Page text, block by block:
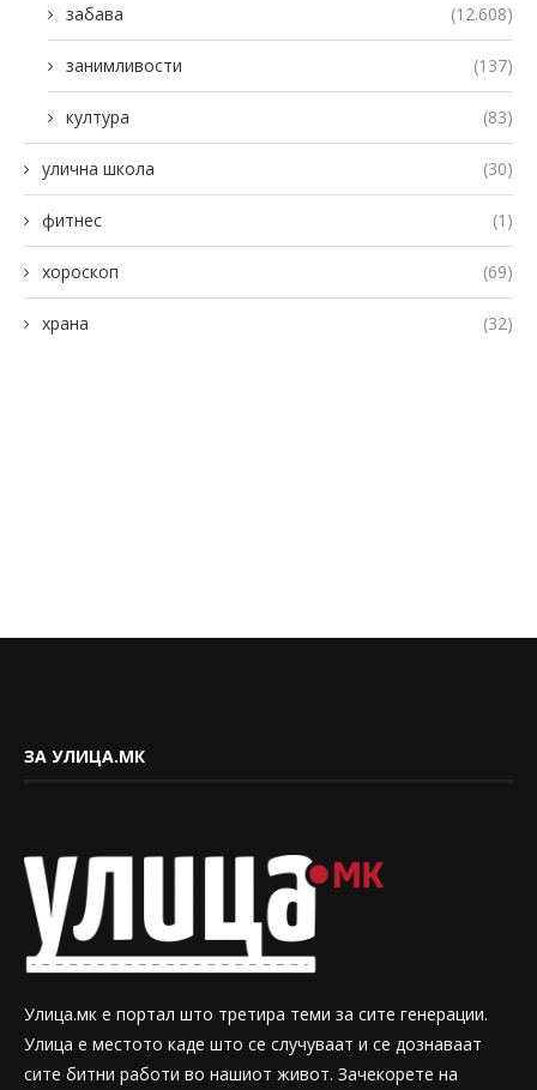
забава (12.608)
занимливости (137)
култура (83)
улична школа (30)
фитнес (1)
хороскоп (69)
храна (32)
ЗА УЛИЦА.МК
Улица.мк е портал што третира теми за сите генерации.
Улица е местото каде што се случуваат и се дознаваат
сите битни работи во нашиот живот. Зачекорете на